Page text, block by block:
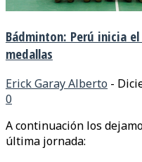
Bádminton: Perú inicia
medallas
Erick Garay Alberto -
0
A continuación los
última jornada: